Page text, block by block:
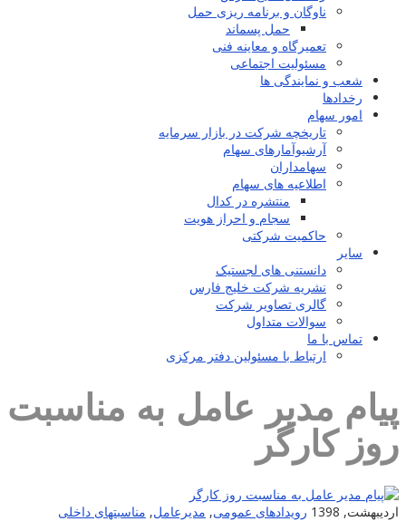
ناوگان و برنامه ریزی حمل
حمل پسماند
تعمیرگاه و معاینه فنی
مسئولیت اجتماعی
شعب و نمایندگی ها
رخدادها
امور سهام
تاریخچه شرکت در بازار سرمایه
آرشیوآمارهای سهام
سهامداران
اطلاعیه های سهام
منتشره در کدال
سجام و احراز هویت
حاکمیت شرکتی
سایر
دانستنی های لجستیک
نشریه شرکت خلیج فارس
گالری تصاویر شرکت
سوالات متداول
تماس با ما
ارتباط با مسئولین دفتر مرکزی
پیام مدیر عامل به مناسبت
روز کارگر
اردیبهشت, 1398 رویدادهای عمومی, مدیرعامل, مناسبتهای داخلی